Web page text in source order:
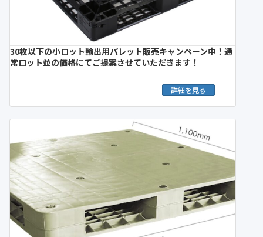
30枚以下の小ロット輸出用パレット販売キャンペーン中！通
常ロット並の価格にてご提案させていただきます！
詳細を見る